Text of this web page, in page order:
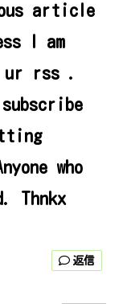
article
I am
ur rss .
who
Thnkx
返信